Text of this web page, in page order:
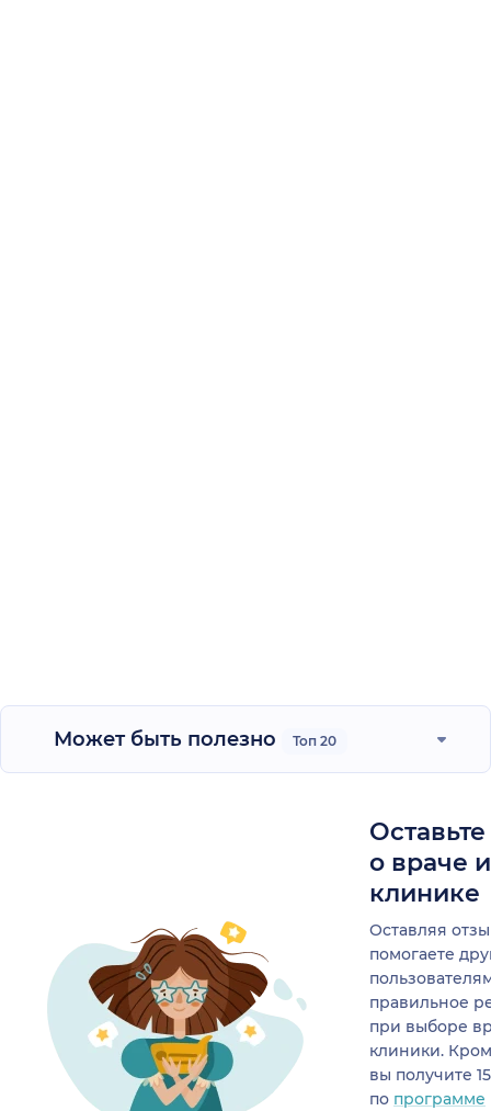
Может быть полезно Топ 20
о враче
клинике
Оставляя
помогаете
правильное
при выборе
клиники.
вы получите
по программе